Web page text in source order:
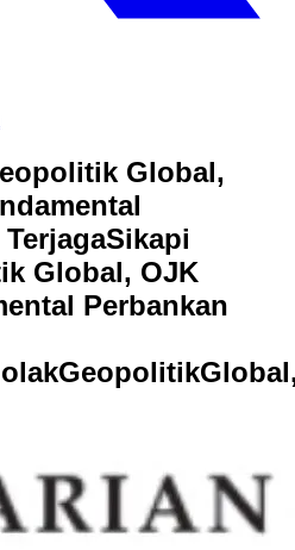
Global,
Sikapi
Global, OJK
Perbankan
olakGeopolitikGlobal